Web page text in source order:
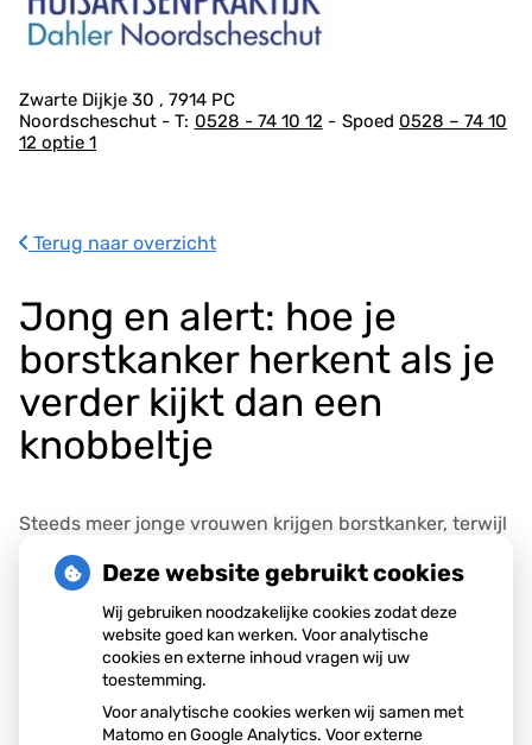
A
d
r
g
g
e
v
e
n
s
Zwarte Dijkje 30
7914 PC
Noordscheschut
0528 - 74 10 12 Spoed 0528 – 74 10
12 optie 1
Terug naar overzicht
Jong en alert: hoe je
borstkanker herkent als je
verder kijkt dan een
knobbeltje
Steeds meer jonge vrouwen krijgen borstkanker, terwijl
screening pas vanaf 50 jaar start. Daarom is eigen
alertheid cruciaal. Let niet alleen op knobbeltjes, maar
ook op huid-, vorm- en tepelveranderingen. Volgens
KWF Kankerbestrijding kan vroege herkenning het
verschil maken. Ga bij twijfel altijd naar de huisarts.
Deze website gebruikt cookies
Wij gebruiken noodzakelijke cookies zodat deze
website goed kan werken. Voor analytische
cookies en externe inhoud vragen wij uw
toestemming.
Voor analytische cookies werken wij samen met
Matomo en Google Analytics. Voor externe